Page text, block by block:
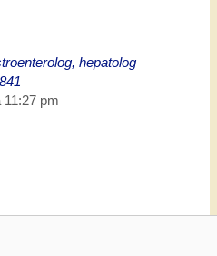
hepatolog
11:27 pm